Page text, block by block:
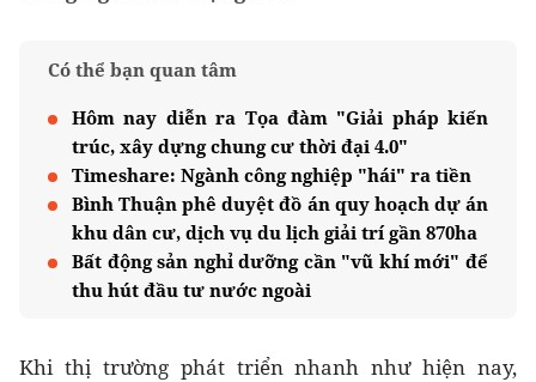
Có thể bạn quan tâm
Hôm nay diễn ra Tọa đàm "Giải pháp kiến
trúc, xây dựng chung cư thời đại 4.0"
Timeshare: Ngành công nghiệp "hái" ra tiền
Bình Thuận phê duyệt đồ án quy hoạch dự án
khu dân cư, dịch vụ du lịch giải trí gần 870ha
Bất động sản nghỉ dưỡng cần "vũ khí mới" để
thu hút đầu tư nước ngoài
Khi thị trường phát triển nhanh như hiện nay,